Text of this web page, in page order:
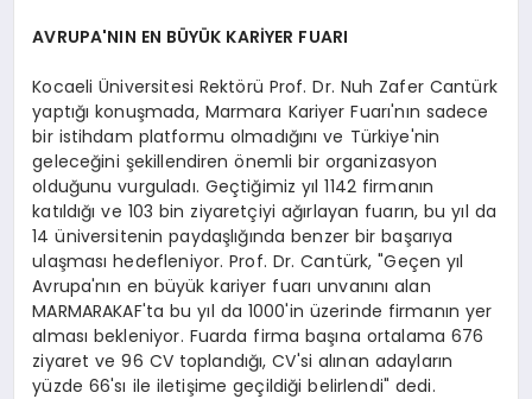
AVRUPA'NIN EN BÜYÜK KARİYER FUARI
Kocaeli Üniversitesi Rektörü Prof. Dr. Nuh Zafer Cantürk
yaptığı konuşmada, Marmara Kariyer Fuarı'nın sadece
bir istihdam platformu olmadığını ve Türkiye'nin
geleceğini şekillendiren önemli bir organizasyon
olduğunu vurguladı. Geçtiğimiz yıl 1142 firmanın
katıldığı ve 103 bin ziyaretçiyi ağırlayan fuarın, bu yıl da
14 üniversitenin paydaşlığında benzer bir başarıya
ulaşması hedefleniyor. Prof. Dr. Cantürk, "Geçen yıl
Avrupa'nın en büyük kariyer fuarı unvanını alan
MARMARAKAF'ta bu yıl da 1000'in üzerinde firmanın yer
alması bekleniyor. Fuarda firma başına ortalama 676
ziyaret ve 96 CV toplandığı, CV'si alınan adayların
yüzde 66'sı ile iletişime geçildiği belirlendi" dedi.